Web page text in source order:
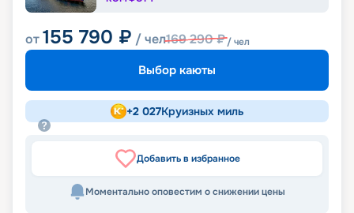
от155 790 ₽ / чел169 290₽/ чел
Выбор каюты
+2 027Круизных миль
Добавить в избранное
Моментально оповестим о снижении цены